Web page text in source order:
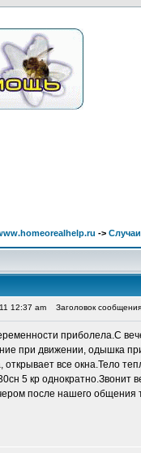
->
12:37 am Заголовок
приболела.С
при движении, одышка
открывает все окна.Тело
5 кр
после нашего общения